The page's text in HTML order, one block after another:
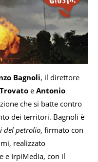
Bagnoli, il direttore
e Antonio
che si batte contro
dei territori. Bagnoli è
del petrolio, firmato con
realizzato
e IrpiMedia, con il